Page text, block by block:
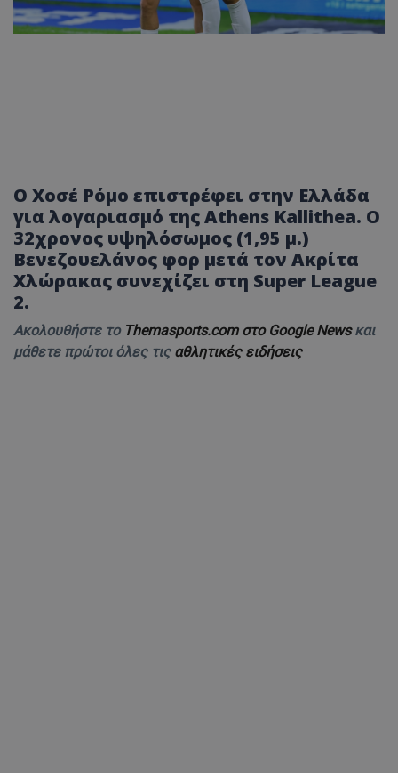
Ο Χοσέ Ρόμο επιστρέφει στην Ελλάδα
για λογαριασμό της Athens Kallithea. Ο
32χρονος υψηλόσωμος (1,95 μ.)
Βενεζουελάνος φορ μετά τον Ακρίτα
Χλώρακας συνεχίζει στη Super League
2.
Ακολουθήστε το Themasports.com στο Google Newsκαι
μάθετε πρώτοι όλες τις αθλητικές ειδήσεις